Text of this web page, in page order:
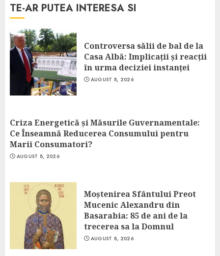
TE-AR PUTEA INTERESA SI
Controversa sălii de bal de la
Casa Albă: Implicații și reacții
în urma deciziei instanței
AUGUST 8, 2026
Criza Energetică și Măsurile Guvernamentale:
Ce Înseamnă Reducerea Consumului pentru
Marii Consumatori?
AUGUST 8, 2026
Moștenirea Sfântului Preot
Mucenic Alexandru din
Basarabia: 85 de ani de la
trecerea sa la Domnul
AUGUST 8, 2026